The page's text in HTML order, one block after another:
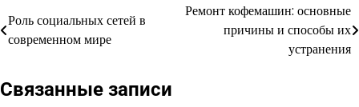
Навигация
по
Роль социальных сетей в
современном мире
Ремонт кофемашин: основные
причины и способы их
устранения
Связанные записи